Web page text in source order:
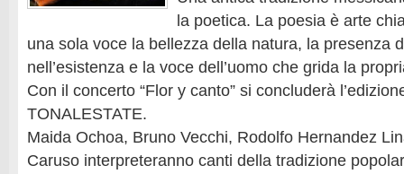
la poetica. La poesia è arte
una sola voce la bellezza della natura, la presenza
nell’esistenza e la voce dell’uomo che grida la
Con il concerto “Flor y canto” si concluderà
TONALESTATE.
Maida Ochoa, Bruno Vecchi, Rodolfo Hernandez
Caruso interpreteranno canti della tradizione